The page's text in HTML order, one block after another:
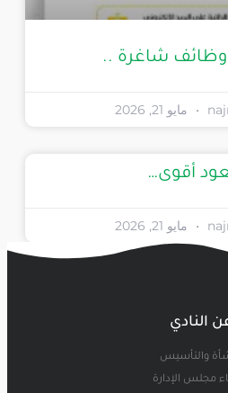
وظائف شاغرة ..
مايو 21, 2026
أقوى…
مايو 21, 2026
النادي
والتأسيس
مجلس الإدارة